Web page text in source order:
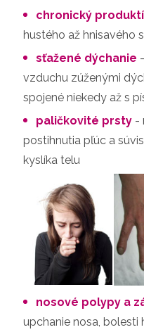
chronický
hustého až hnisavého
sťažené dýchanie
vzduchu zúženými
spojené niekedy až s
paličkovité prsty -
postihnutia pľúc a
kyslíka telu
nosové polypy a
upchanie nosa, bolesti